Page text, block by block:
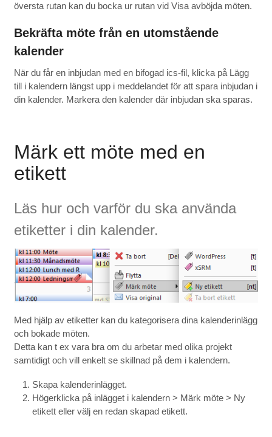
översta rutan kan du bocka ur rutan vid Visa avböjda möten.
Bekräfta möte från en utomstående
kalender
När du får en inbjudan med en bifogad ics-fil, klicka på Lägg
till i kalendern längst upp i meddelandet för att spara inbjudan i
din kalender. Markera den kalender där inbjudan ska sparas.
Märk ett möte med en
etikett
Läs hur och varför du ska använda
etiketter i din kalender.
Med hjälp av etiketter kan du kategorisera dina kalenderinlägg
och bokade möten.
Detta kan t ex vara bra om du arbetar med olika projekt
samtidigt och vill enkelt se skillnad på dem i kalendern.
Skapa kalenderinlägget.
Högerklicka på inlägget i kalendern > Märk möte > Ny
etikett eller välj en redan skapad etikett.